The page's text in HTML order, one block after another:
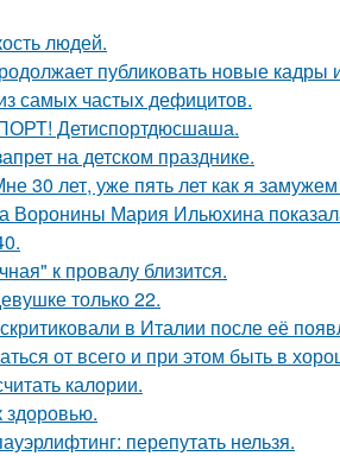
людей.
публиковать новые кадры
самых частых дефицитов.
Детиспортдюсшаша.
на детском празднике.
30 лет, уже пять лет как я
Воронины Мария Ильюхина
к провалу близится.
только 22.
в Италии после её
от всего и при этом быть в
калории.
здоровью.
перепутать нельзя.